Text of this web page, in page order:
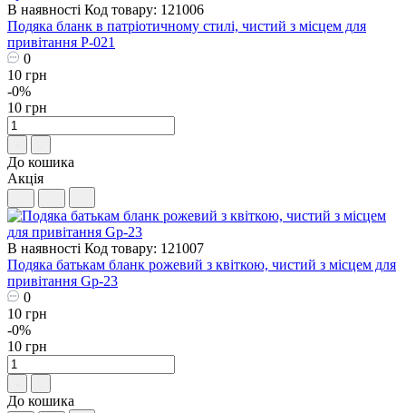
В наявності Код товару: 121006
Подяка бланк в патріотичному стилі, чистий з місцем для
привітання P-021
0
10 грн
-0%
10 грн
До кошика
Акція
В наявності Код товару: 121007
Подяка батькам бланк рожевий з квіткою, чистий з місцем для
привітання Gp-23
0
10 грн
-0%
10 грн
До кошика